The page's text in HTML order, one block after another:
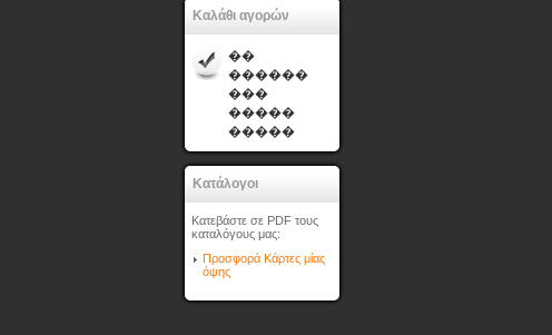
Καλάθι αγορών
��
������
���
�����
�����
Κατάλογοι
Κατεβάστε σε PDF τους
καταλόγους μας:
Προσφορά Κάρτες μίας
όψης